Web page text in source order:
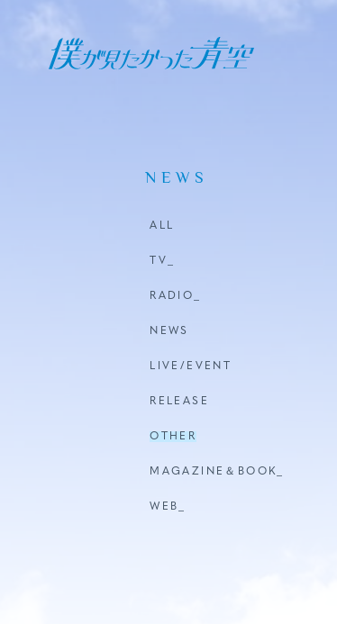
BLOG
報告日誌
視聴覚室
思い出
NEWS
ALL
TV_
RADIO_
NEWS
LIVE/EVENT
RELEASE
OTHER
MAGAZINE＆BOOK_
WEB_